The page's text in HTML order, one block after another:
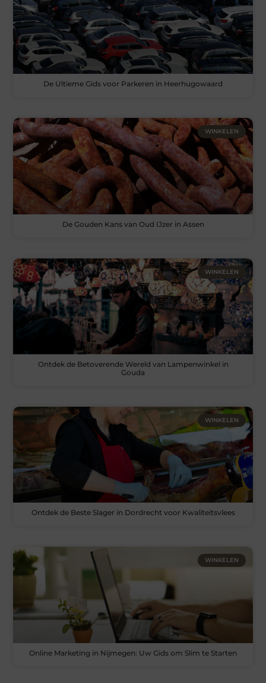
De Ultieme Gids voor Parkeren in Heerhugowaard
WINKELEN
De Gouden Kans van Oud IJzer in Assen
WINKELEN
Ontdek de Betoverende Wereld van Lampenwinkel in
Gouda
WINKELEN
Ontdek de Beste Slager in Dordrecht voor Kwaliteitsvlees
WINKELEN
Online Marketing in Nijmegen: Uw Gids om Slim te Starten